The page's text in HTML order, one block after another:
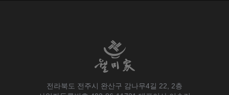
전라북도 전주시 완산구 감나무4길 22, 2층